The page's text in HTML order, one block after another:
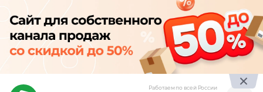
Работаем по всей России